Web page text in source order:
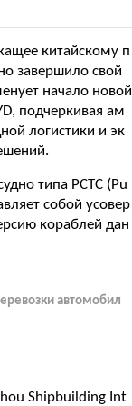
китайскому п
завершило свой
начало новой
подчеркивая ам
логистики и эк
типа PCTC (Pu
собой усовер
кораблей дан
автомобил
Shipbuilding Int